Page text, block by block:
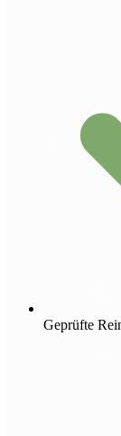
Geprüfte